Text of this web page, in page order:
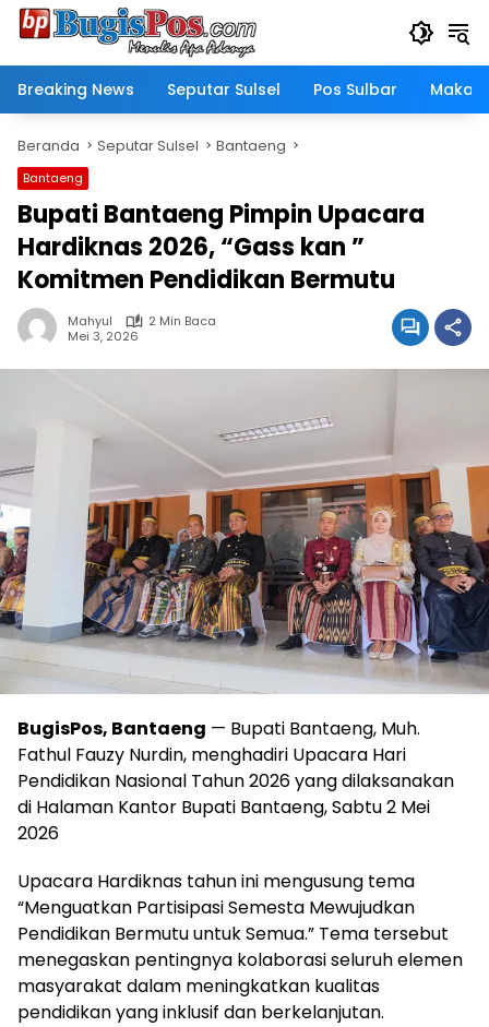
Langsung
Breaking News
Seputar Sulsel Pos Sulbar
Beranda Seputar Sulsel Bantaeng
Bantaeng
Bupati Bantaeng Pimpin Upacara
Hardiknas 2026, “Gass kan ”
Komitmen Pendidikan Bermutu
Mahyul
2 Min Baca
Mei 3, 2026
BugisPos, Bantaeng — Bupati Bantaeng, Muh.
Fathul Fauzy Nurdin, menghadiri Upacara Hari
Pendidikan Nasional Tahun 2026 yang dilaksanakan
di Halaman Kantor Bupati Bantaeng, Sabtu 2 Mei
2026
Upacara Hardiknas tahun ini mengusung tema
“Menguatkan Partisipasi Semesta Mewujudkan
Pendidikan Bermutu untuk Semua.” Tema tersebut
menegaskan pentingnya kolaborasi seluruh elemen
masyarakat dalam meningkatkan kualitas
pendidikan yang inklusif dan berkelanjutan.